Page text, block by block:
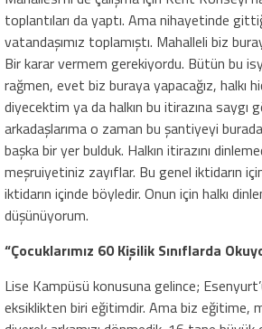
toplantıları da yaptı. Ama nihayetinde
vatandaşımız toplamıştı. Mahalleli biz
Bir karar vermem gerekiyordu. Bütün bu
rağmen, evet biz buraya yapacağız, halkı
diyecektim ya da halkın bu itirazına saygı
arkadaşlarıma o zaman bu şantiyeyi
başka bir yer bulduk. Halkın itirazını
meşruiyetiniz zayıflar. Bu genel iktidarın
iktidarın içinde böyledir. Onun için halkı
düşünüyorum.
“Çocuklarımız 60 Kişilik Sınıflarda
Lise Kampüsü konusuna gelince;
eksiklikten biri eğitimdir. Ama biz eğitime,